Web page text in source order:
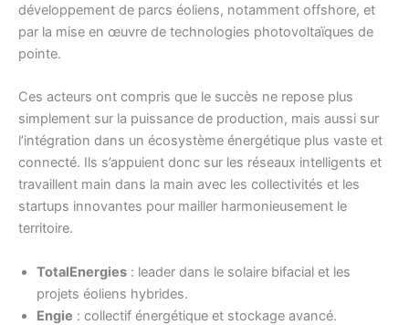
développement de parcs éoliens, notamment offshore, et
par la mise en œuvre de technologies photovoltaïques de
pointe.
Ces acteurs ont compris que le succès ne repose plus
simplement sur la puissance de production, mais aussi sur
l’intégration dans un écosystème énergétique plus vaste et
connecté. Ils s’appuient donc sur les réseaux intelligents et
travaillent main dans la main avec les collectivités et les
startups innovantes pour mailler harmonieusement le
territoire.
TotalEnergies : leader dans le solaire bifacial et les
projets éoliens hybrides.
Engie : collectif énergétique et stockage avancé.